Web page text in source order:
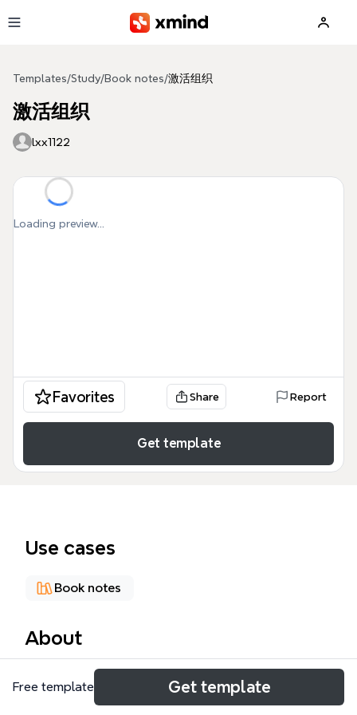
Templates/Study/Book notes/激活组织
激活组织
lxx1122
Loading preview...
Favorites Share Report
Get template
Use cases
Book notes
About
《激活组织》思维导图模板由陈春花教授的管理学著作
提炼而成，涵盖导语、五章正文及结束语共152个节
Free template Get template